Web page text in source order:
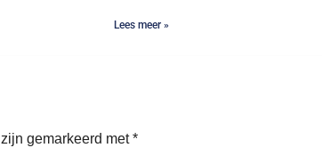
Lees meer »
gemarkeerd met*